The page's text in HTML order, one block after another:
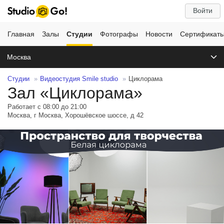
Войти
Главная Залы Студии Фотографы Новости
Москва
Студии Видеостудия Smile studio Циклорама
Зал «Циклорама»
Работает с 08:00 до 21:00
Москва, г Москва, Хорошёвское шоссе, д 42